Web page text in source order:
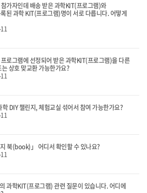
가자인데 배송 받은 과학KIT(프로그램)와
된 과학 KIT(프로그램)명이 서로 다릅니다. 어떻게
로그램에 선정되어 받은 과학KIT(프로그램)을 다른
상호 맞교환 가능한가요?
DIY 챌린지, 체험교실 섞어서 참여 가능한가요?
지 북(book)」 어디서 확인할 수 있나요?
과학KIT(프로그램) 관련 질문이 있습니다. 어디에